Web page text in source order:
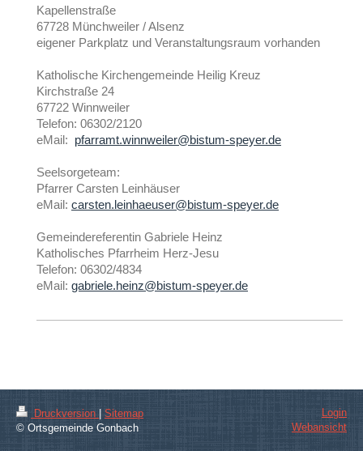
Kapellenstraße
67728 Münchweiler / Alsenz
eigener Parkplatz und Veranstaltungsraum vorhanden
Katholische Kirchengemeinde Heilig Kreuz
Kirchstraße 24
67722 Winnweiler
Telefon: 06302/2120
eMail: pfarramt.winnweiler@bistum-speyer.de
Seelsorgeteam:
Pfarrer Carsten Leinhäuser
eMail: carsten.leinhaeuser@bistum-speyer.de
Gemeindereferentin Gabriele Heinz
Katholisches Pfarrheim Herz-Jesu
Telefon: 06302/4834
eMail: gabriele.heinz@bistum-speyer.de
Druckversion
Sitemap
© Ortsgemeinde Gonbach
Login
Webansicht